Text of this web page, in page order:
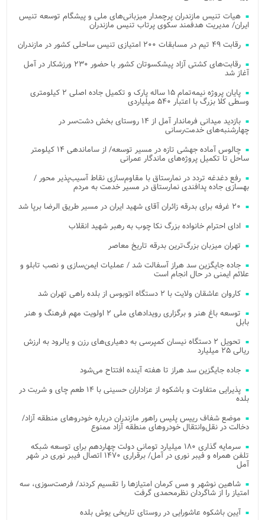
هیات تنیس مازندران پرچمدار میزبانی‌های ملی و پیشگام توسعه تنیس
ایران/ مدیریت هدفمند سکوی پرتاب تنیس مازندران
رقابت ۴۹ تیم در مسابقات ۲۰۰ امتیازی تنیس ساحلی کشور در مازندران
رقابت‌های کشتی آزاد پیشکسوتان کشور با حضور ۲۳۰ ورزشکار در آمل
آغاز شد
پایان پروژه نیمه‌تمام ۱۵ ساله پارک و تکمیل جاده اصلی ۲ کیلومتری
وسطی کلا بزرگ با اعتبار ۵۴۰ میلیاردی
بازدید میدانی فرماندار آمل از ۱۴ روستای بخش دشت‌سر در
چهارشنبه‌های خدمت‌رسانی
چالوس آماده جهشی تازه در مسیر توسعه/ از ساماندهی ۱۴ کیلومتر
ساحل تا تکمیل پروژه‌های ماندگار عمرانی
رفع دغدغه تردد در نمارستاق با مقاوم‌سازی نقاط آسیب‌پذیر محور /
بهسازی جاده پدافندی نمارستاق در مسیر خدمت به مردم
۲۰ غرفه برای بدرقه زائران آقای شهید ایران در مسیر طریق الرضا برپا شد
ادای احترام خانواده بزرگ نکا چوب به رهبر شهید انقلاب
تهران میزبان بزرگ‌ترین بدرقه تاریخ معاصر
جاده جایگزین سد هراز آسفالت شد / عملیات ایمن‌سازی و نصب تابلو و
علائم ایمنی در حال انجام است
کاروان عاشقان ولایت با ۲ دستگاه اتوبوس از بلده راهی تهران شد
توسعه باغ هنر و برگزاری رویدادهای ملی ۲ اولویت مهم فرهنگ و هنر
بابل
تحویل ۲ دستگاه نیسان کمپرسی به دهیاری‌های رزن و یالرود به ارزش
ریالی ۲۵ میلیارد
جاده جایگزین سد هراز تا هفته آینده افتتاح می‌شود
پذیرایی متفاوت و باشکوه از عزاداران حسینی با ۱۴ طعم چای و شربت در
بلده
موضع شفاف رییس پلیس راهور مازندران درباره خودروهای منطقه آزاد/
دخالت در نقل‌وانتقال خودروهای منطقه آزاد ممنوع
سرمایه گذاری ۱۸۰ میلیارد تومانی دولت چهاردهم برای توسعه شبکه
تلفن همراه و فیبر نوری در آمل/ برقراری ۱۴۷۰ اتصال فیبر نوری در شهر
آمل
شاهین نوشهر و مس کرمان امتیازها را تقسیم کردند/ فرصت‌سوزی، سه
امتیاز را از شاگردان نظرمحمدی گرفت
آیین باشکوه عاشورایی در روستای تاریخی یوش بلده